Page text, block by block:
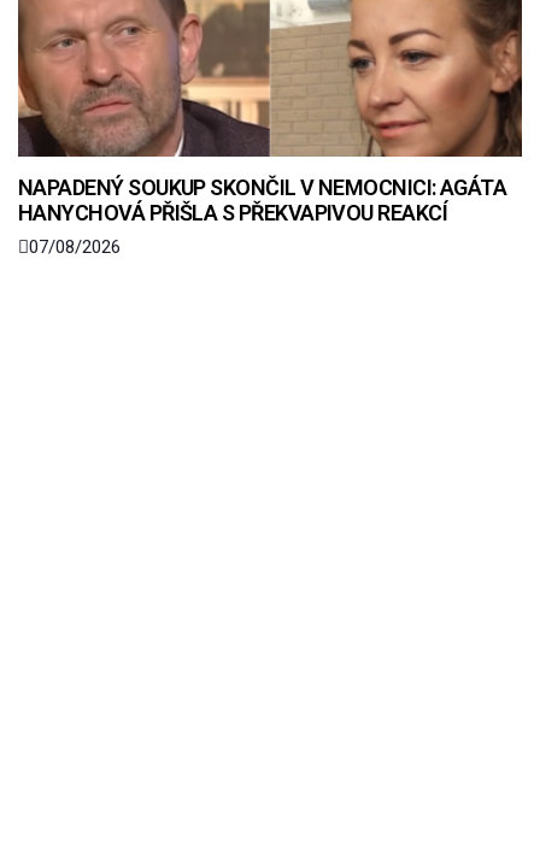
NAPADENÝ SOUKUP SKONČIL V NEMOCNICI: AGÁTA
HANYCHOVÁ PŘIŠLA S PŘEKVAPIVOU REAKCÍ
07/08/2026